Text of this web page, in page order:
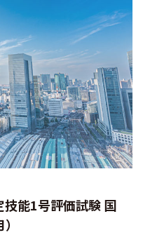
能1号評価試験 国